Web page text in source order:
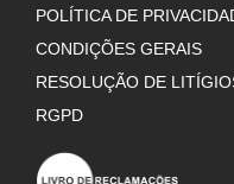
POLÍTICA DE
CONDIÇÕES GERAIS
RESOLUÇÃO DE
RGPD